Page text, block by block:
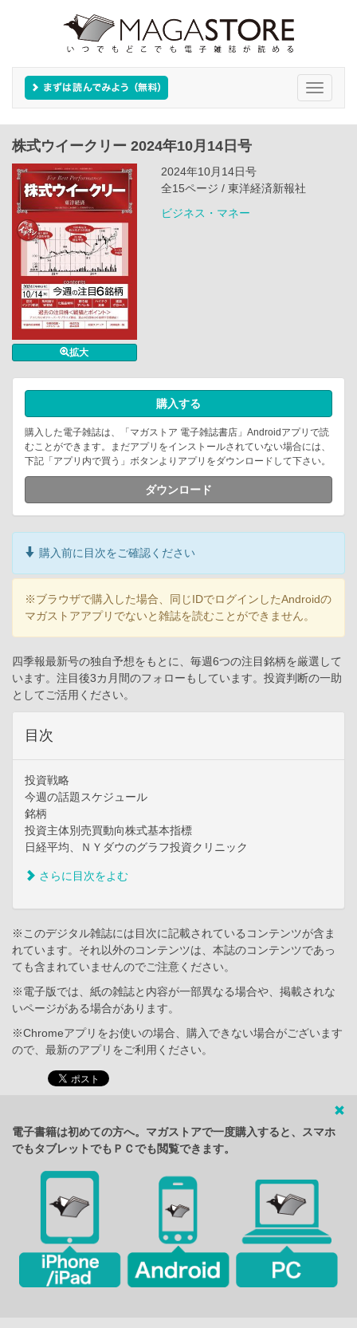
Toggle
株式ウイークリー 2024年10月14日号
拡大
2024年10月14日号
全15ページ / 東洋経済新報社
ビジネス・マネー
購入する
購入した電子雑誌は、「マガストア 電子雑誌書店」Androidアプリで読
むことができます。まだアプリをインストールされていない場合には、
下記「アプリ内で買う」ボタンよりアプリをダウンロードして下さい。
ダウンロード
購入前に目次をご確認ください
※ブラウザで購入した場合、同じIDでログインしたAndroidの
マガストアアプリでないと雑誌を読むことができません。
四季報最新号の独自予想をもとに、毎週6つの注目銘柄を厳選して
います。注目後3カ月間のフォローもしています。投資判断の一助
としてご活用ください。
目次
投資戦略
今週の話題スケジュール
銘柄
投資主体別売買動向株式基本指標
日経平均、ＮＹダウのグラフ投資クリニック
さらに目次をよむ
※このデジタル雑誌には目次に記載されているコンテンツが含ま
れています。それ以外のコンテンツは、本誌のコンテンツであっ
ても含まれていませんのでご注意ください。
※電子版では、紙の雑誌と内容が一部異なる場合や、掲載されな
いページがある場合があります。
※Chromeアプリをお使いの場合、購入できない場合がございます
ので、最新のアプリをご利用ください。
電子書籍は初めての方へ。マガストアで一度購入すると、スマホ
でもタブレットでもＰＣでも閲覧できます。